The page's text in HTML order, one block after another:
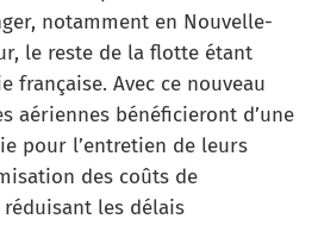
notamment en Nouvelle-
le reste de la flotte étant
française. Avec ce nouveau
aériennes bénéficieront d’une
pour l’entretien de leurs
des coûts de
les délais